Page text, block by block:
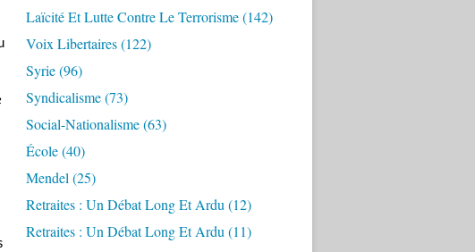
Laïcité Et Lutte Contre Le Terrorisme(142)
Voix Libertaires(122)
Syrie(96)
Syndicalisme(73)
Social-Nationalisme(63)
École(40)
Mendel (25)
Retraites : Un Débat Long Et Ardu (12)
Retraites : Un Débat Long Et Ardu (11)